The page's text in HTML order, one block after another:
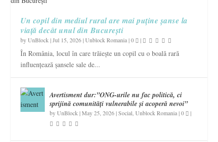
Un copil din mediul rural are mai puține șanse la
viață decât unul din București
byUnBlock |Jul 15, 2026|Unblock Romania|0 |
În România, locul în care trăiește un copil cu o boală rară
influențează șansele sale de...
Avertisment dur:”ONG-urile nu fac politică, ci
sprijină comunități vulnerabile și acoperă nevoi”
byUnBlock |May 25, 2026|Social ,Unblock Romania|0 |